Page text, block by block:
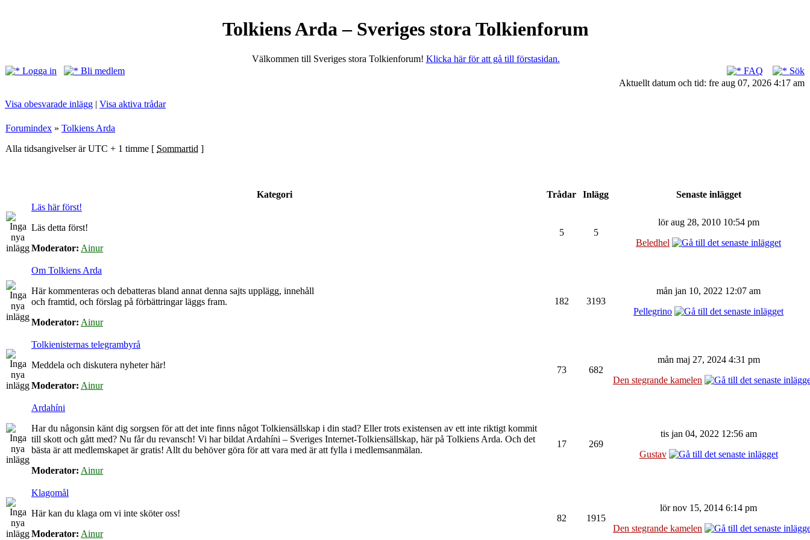
Tolkiens Arda – Sveriges stora Tolkienforum
Välkommen till Sveriges stora Tolkienforum! Klicka här för att gå till förstasidan.
Logga in
Bli medlem FAQ
Sök
Aktuellt datum och tid: fre aug 07, 2026 4:17 am
Visa obesvarade inlägg | Visa aktiva trådar
Forumindex » Tolkiens Arda
Alla tidsangivelser är UTC + 1 timme [ Sommartid ]
Kategori Trådar Inlägg
Senaste inlägget
Läs här först!
Läs detta först!
Moderator: Ainur
5 5
lör aug 28, 2010 10:54 pm
Beledhel
Om Tolkiens Arda
Här kommenteras och debatteras bland annat denna sajts upplägg, innehåll
och framtid, och förslag på förbättringar läggs fram.
Moderator: Ainur
182 3193
mån jan 10, 2022 12:07 am
Pellegrino
Tolkienisternas telegrambyrå
Meddela och diskutera nyheter här!
Moderator: Ainur
73 682
mån maj 27, 2024 4:31 pm
Den stegrande kamelen
Ardahíni
Har du någonsin känt dig sorgsen för att det inte finns något Tolkiensällskap i din stad? Eller trots existensen av ett inte riktigt kommit
till skott och gått med? Nu får du revansch! Vi har bildat Ardahíni – Sveriges Internet-Tolkiensällskap, här på Tolkiens Arda. Och det
bästa är att medlemskapet är gratis! Allt du behöver göra för att vara med är att fylla i medlemsanmälan.
Moderator: Ainur
17 269
tis jan 04, 2022 12:56 am
Gustav
Klagomål
Här kan du klaga om vi inte sköter oss!
Moderator: Ainur
82 1915
lör nov 15, 2014 6:14 pm
Den stegrande kamelen